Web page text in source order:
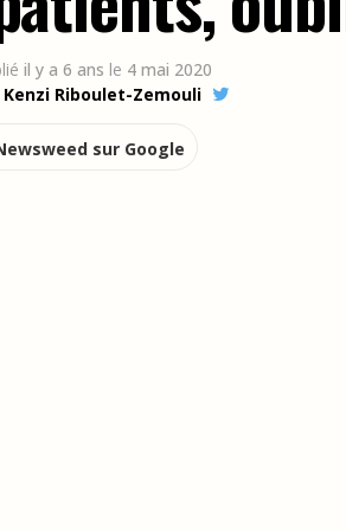
il y a 6 ans le 4 mai 2020
Kenzi Riboulet-Zemouli
sur Google